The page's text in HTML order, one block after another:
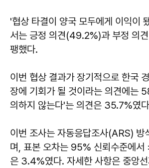
'협상 타결이 양국 모두에게 이익이
서는 긍정 의견(49.2%)과 부정 의
팽했다.
이번 협상 결과가 장기적으로 한국
장에 기회가 될 것이라는 의견에는
의하지 않는다'는 의견은 35.7%였
이번 조사는 자동응답조사(ARS) 방
며, 표본 오차는 95% 신뢰수준에
은 3.4%였다. 자세한 사항은 중앙선